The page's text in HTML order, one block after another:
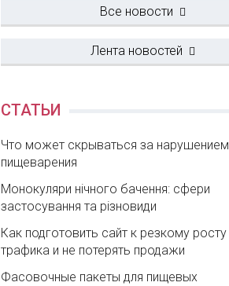
Все новости
Лента новостей
СТАТЬИ
Что может скрываться за нарушением
пищеварения
Монокуляри нічного бачення: сфери
застосування та різновиди
Как подготовить сайт к резкому росту
трафика и не потерять продажи
Фасовочные пакеты для пищевых